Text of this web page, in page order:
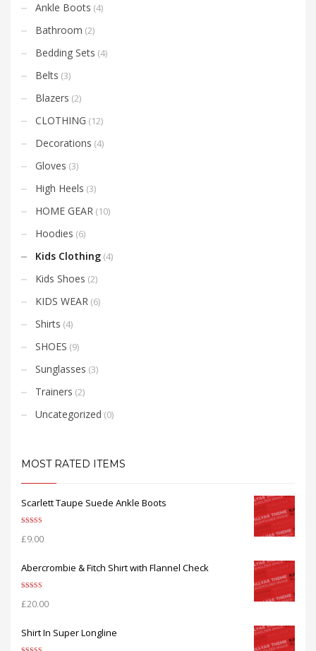
Ankle Boots (4)
Bathroom (2)
Bedding Sets (4)
Belts (3)
Blazers (2)
CLOTHING (12)
Decorations (4)
Gloves (3)
High Heels (3)
HOME GEAR (10)
Hoodies (6)
Kids Clothing (4)
Kids Shoes (2)
KIDS WEAR (6)
Shirts (4)
SHOES (9)
Sunglasses (3)
Trainers (2)
Uncategorized (0)
MOST RATED ITEMS
Scarlett Taupe Suede Ankle Boots
out of 5
£9.00
Abercrombie & Fitch Shirt with Flannel Check
out of 5
£20.00
Shirt In Super Longline